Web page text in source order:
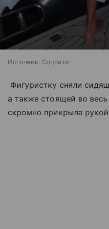
Источник: Соцсети
Фигуристку сняли
а также стоящей во
скромно прикрыла